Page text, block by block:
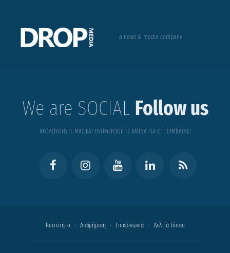
a news & media company
We are SOCIAL Follow us
ΑΚΟΛΟΥΘΗΣΤΕ ΜΑΣ ΚΑΙ ΕΝΗΜΕΡΩΘΕΙΤΕ ΑΜΕΣΑ ΓΙΑ ΟΤΙ ΣΥΜΒΑΙΝΕΙ
Ταυτότητα Διαφήμιση Επικοινωνία Δελτία Τύπου